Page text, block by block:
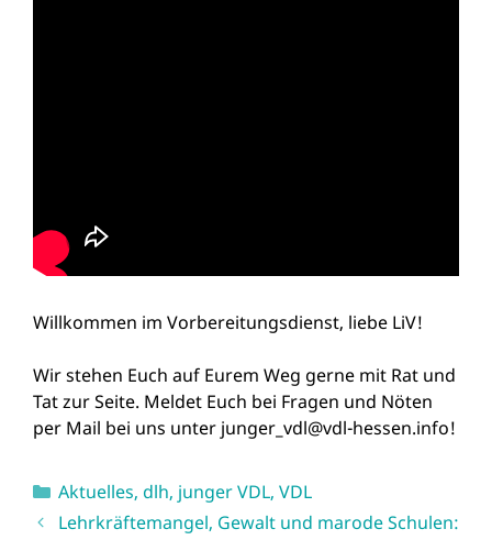
Willkommen im Vorbereitungsdienst, liebe LiV!
Wir stehen Euch auf Eurem Weg gerne mit Rat und
Tat zur Seite. Meldet Euch bei Fragen und Nöten
per Mail bei uns unter junger_vdl@vdl-hessen.info!
Kategorien
Aktuelles, dlh, junger VDL, VDL
Lehrkräftemangel, Gewalt und marode Schulen: